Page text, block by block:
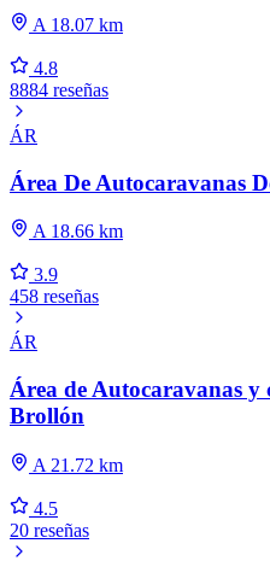
A 18.07 km
4.8
8884 reseñas
ÁR
Área De Autocaravanas
A 18.66 km
3.9
458 reseñas
ÁR
Área de Autocaravanas y
Brollón
A 21.72 km
4.5
20 reseñas